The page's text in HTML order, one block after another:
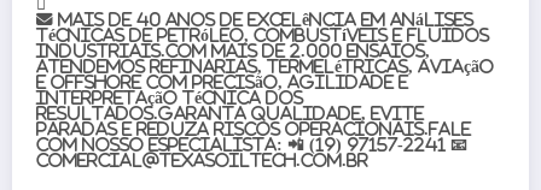
Mais de 40 anos de excelência em análises
técnicas de petróleo, combustíveis e fluidos
industriais.Com mais de 2.000 ensaios,
atendemos refinarias, termelétricas, aviação
e offshore com precisão, agilidade e
interpretação técnica dos
resultados.Garanta qualidade, evite
paradas e reduza riscos operacionais.Fale
com nosso especialista: 📲 (19) 97157-2241 📧
comercial@texasoiltech.com.br